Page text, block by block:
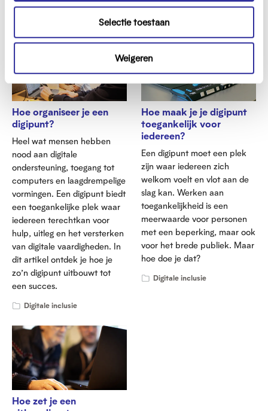
e
Selectie toestaan
Weigeren
Lees meer
Hoe organiseer je een
digipunt?
Heel wat mensen hebben
nood aan digitale
ondersteuning, toegang tot
computers en laagdrempelige
vormingen. Een digipunt biedt
een toegankelijke plek waar
iedereen terechtkan voor
hulp, uitleg en het versterken
van digitale vaardigheden. In
dit artikel ontdek je hoe je
zo’n digipunt uitbouwt tot
een succes.
Digitale inclusie
Hoe maak je je digipunt
toegankelijk voor
iedereen?
Een digipunt moet een plek
zijn waar iedereen zich
welkom voelt en vlot aan de
slag kan. Werken aan
toegankelijkheid is een
meerwaarde voor personen
met een beperking, maar ook
voor het brede publiek. Maar
hoe doe je dat?
Digitale inclusie
Hoe zet je een